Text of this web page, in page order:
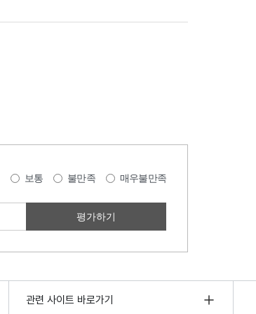
보통 불만족 매우불만족
관련 사이트 바로가기